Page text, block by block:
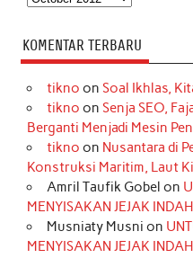
KOMENTAR TERBARU
tikno on Soal Ikhlas,
tikno on Senja SEO,
Berganti Menjadi Mesin
tikno on Nusantara di
Konstruksi Maritim, Laut
Amril Taufik Gobel on
MENYISAKAN JEJAK
Musniaty Musni on
MENYISAKAN JEJAK